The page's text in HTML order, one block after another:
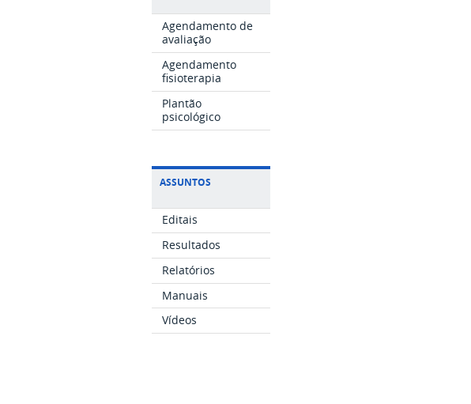
Agendamento de
avaliação
Agendamento
fisioterapia
Plantão
psicológico
ASSUNTOS
Editais
Resultados
Relatórios
Manuais
Vídeos